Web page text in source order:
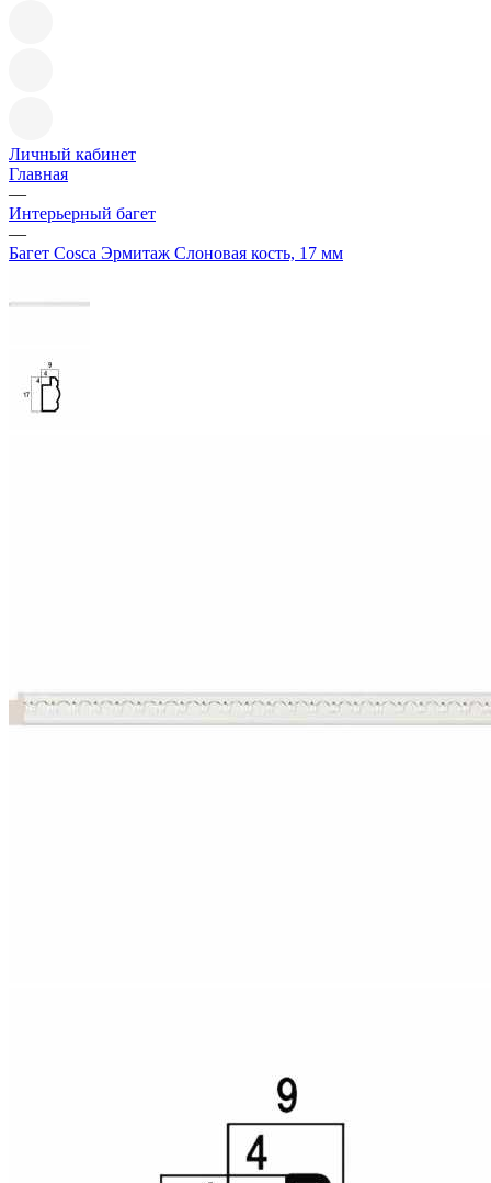
Личный кабинет
Главная
—
Интерьерный багет
—
Багет Cosca Эрмитаж Слоновая кость, 17 мм